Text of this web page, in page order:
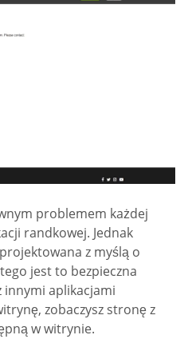
problemem każdej
randkowej. Jednak
z myślą o
jest to bezpieczna
aplikacjami
zobaczysz stronę z
w witrynie.